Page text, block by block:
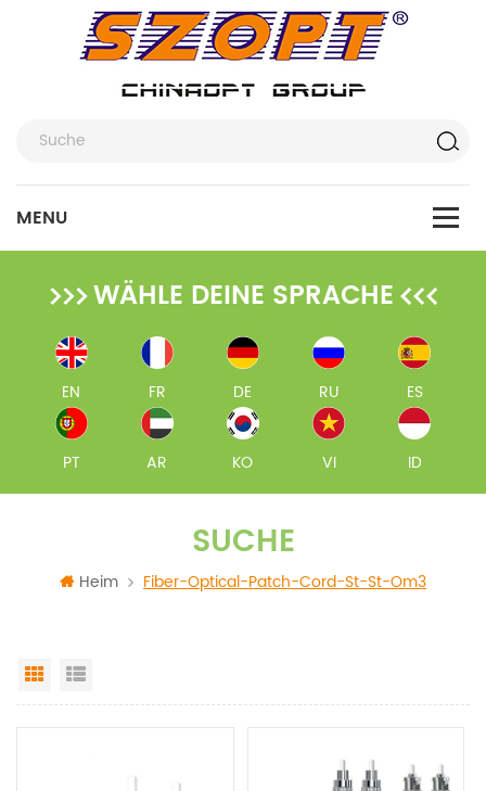
WÄHLE DEINE SPRACHE
EN FR DE RU ES
PT AR KO VI ID
SUCHE
Heim Fiber-Optical-Patch-Cord-St-St-Om3
Grid View